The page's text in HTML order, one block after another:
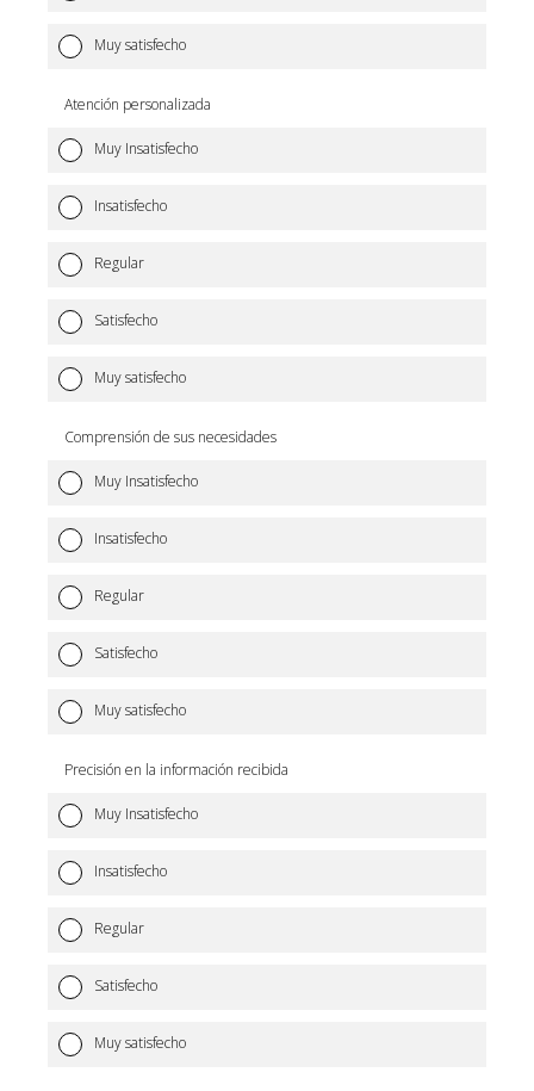
Muy satisfecho
Atención personalizada
Muy Insatisfecho
Insatisfecho
Regular
Satisfecho
Muy satisfecho
Comprensión de sus necesidades
Muy Insatisfecho
Insatisfecho
Regular
Satisfecho
Muy satisfecho
Precisión en la información recibida
Muy Insatisfecho
Insatisfecho
Regular
Satisfecho
Muy satisfecho